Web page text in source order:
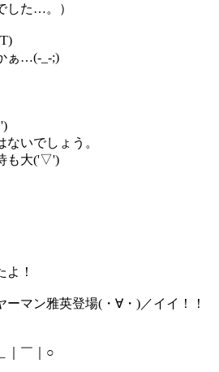
した…。）
ぁ…(-_-;)
いでしょう。
も大('▽')
！
マン雅英登場(・∀・)／イイ！！
｜￣｜○